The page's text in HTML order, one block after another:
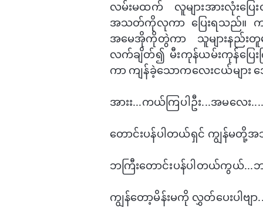
လမ်းမထက် လူများအားလုံး​ပ
အသတ်ကိုလုကာ ​ပြေးရသည်။ က​လ
အ​မေအိုကိုတွဲကာ သူများနည်းတူမ​
လက်ချိတ်၍ မီးကုန်ယမ်းကုန်​ပြေ
ကာ ကျန်ခဲ့​သောက​လေးငယ်မျာ
အားး...ကယ်ကြပါဦး...အမ​လေး
တောင်းပန်ပါတယ်ရှင် ကျွန်မတို့အ
ဘကြီး​တောင်းပန်ပါတယ်ကွယ်...
ကျွန်​တော့မိန်းမကို လွှတ်​ပေးပါဗျ